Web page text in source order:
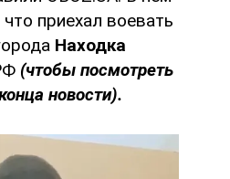
приехал воевать
Находка
(чтобы посмотреть
новости).